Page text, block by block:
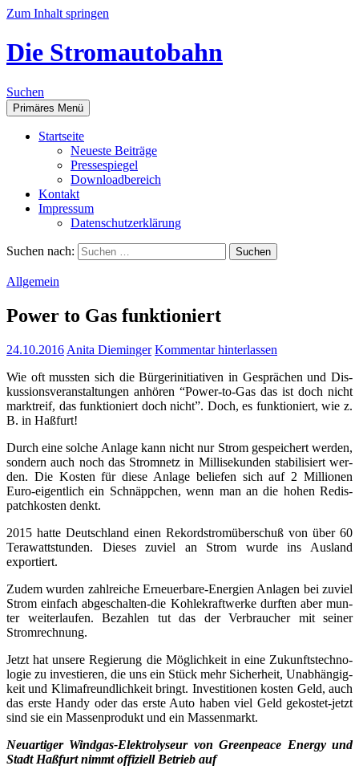
Zum Inhalt springen
Die Stromautobahn
Suchen
Primäres Menü
Start­sei­te
Neu­es­te Beiträge
Pres­se­spie­gel
Down­load­be­reich
Kon­takt
Impres­sum
Daten­schutz­er­klä­rung
Suchen nach:
Allgemein
Power to Gas funktioniert
24.10.2016 Anita Dieminger Kommentar hinterlassen
Wie oft muss­ten sich die Bür­ger­initia­ti­ven in Gesprä­chen und Dis­
kus­si­ons­ver­an­stal­tun­gen anhö­ren “Power-to-Gas das ist doch nicht
markt­reif, das funk­tio­niert doch nicht”. Doch, es funk­tio­niert, wie z.
B. in Haßfurt!
Durch eine sol­che Anla­ge kann nicht nur Strom gespei­chert wer­den,
son­dern auch noch das Strom­netz in Mil­li­se­kun­den sta­bi­li­siert wer­
den. Die Kos­ten für die­se Anla­ge belie­fen sich auf 2 Mil­lio­nen
Euro-eigent­lich ein Schnäpp­chen, wenn man an die hohen Redis­
patch­kos­ten denkt.
2015 hat­te Deutsch­land einen Rekord­strom­über­schuß von über 60
Tera­watt­stun­den. Die­ses zuviel an Strom wur­de ins Aus­land
exportiert.
Zudem wur­den zahl­rei­che Erneu­er­ba­re-Ener­gien Anla­gen bei zuviel
Strom ein­fach abge­schal­ten-die Koh­le­kraft­wer­ke durf­ten aber mun­
ter wei­ter­lau­fen. Bezah­len tut das der Ver­brau­cher mit sei­ner
Stromrechnung.
Jetzt hat unse­re Regie­rung die Mög­lich­keit in eine Zukunfts­tech­no­
lo­gie zu inves­tie­ren, die uns ein Stück mehr Sicher­heit, Unab­hän­gig­
keit und Kli­ma­freund­lich­keit bringt. Inves­ti­tio­nen kos­ten Geld, auch
das ers­te Han­dy oder das ers­te Auto haben viel Geld gekos­tet-jetzt
sind sie ein Mas­sen­pro­dukt und ein Massenmarkt.
Neu­ar­ti­ger Wind­gas-Elek­tro­ly­seur von Green­peace Ener­gy und
Stadt Haß­furt nimmt offi­zi­ell Betrieb auf